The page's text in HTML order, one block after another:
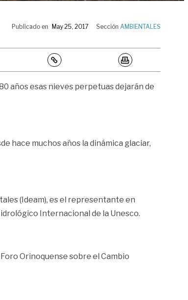
Publicado en May 25, 2017 Sección AMBIENTALES
años esas nieves perpetuas dejarán de
hace muchos años la dinámica glaciar,
(Ideam), es el representante en
Internacional de la Unesco.
Orinoquense sobre el Cambio